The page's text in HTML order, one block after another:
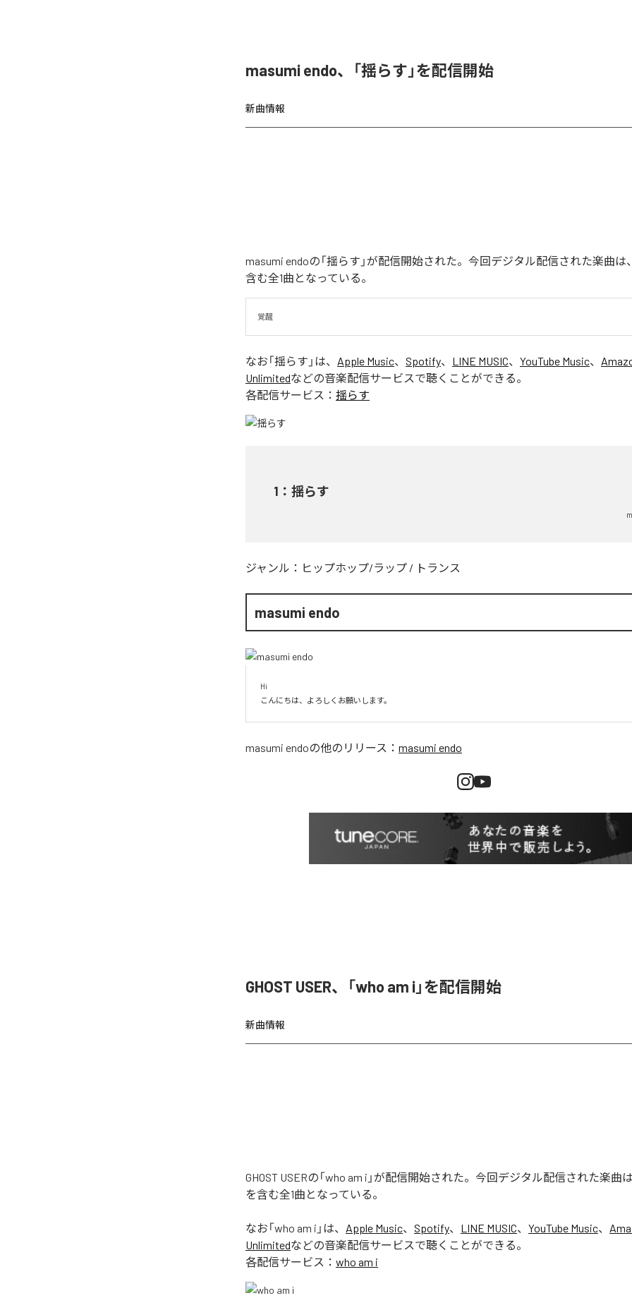
masumi endo、「揺らす」を配信開始
新曲情報
masumi endoの「揺らす」が配信開始された。今回デジタル配信された楽曲は
含む全1曲となっている。
覚醒
なお「揺らす 」は、 Apple Music、 Spotify、 LINE MUSIC、 YouTube Music、
Unlimitedなどの音楽配信サービスで聴くことができる。
各配信サービス： 揺らす
1 ： 揺らす
ジャンル： ヒップホップ/ラップ / トランス
masumi endo
Hi
こんにちは、よろしくお願いします。
masumi endoの他のリリース： masumi endo
GHOST USER、「who am i」を配信開始
新曲情報
GHOST USERの「who am i」が配信開始された。今回デジタル配信された楽曲は
を含む全1曲となっている。
なお「who am i 」は、 Apple Music、 Spotify、 LINE MUSIC、 YouTube Music、
Unlimitedなどの音楽配信サービスで聴くことができる。
各配信サービス： who am i